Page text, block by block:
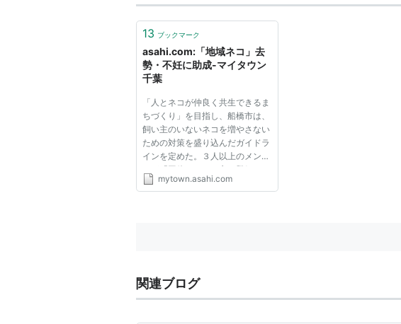
13 ブックマーク
asahi.com:「地域ネコ」去
勢・不妊に助成-マイタウン
千葉
「人とネコが仲良く共生できるま
ちづくり」を目指し、船橋市は、
飼い主のいないネコを増やさない
ための対策を盛り込んだガイドラ
インを定めた。３人以上のメンバ
ーが「団体」として市に登録し、
不妊や去勢手術した場合、費用の
mytown.asahi.com
関連ブログ